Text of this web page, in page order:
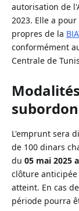
autorisation de
2023. Elle a
propres de la
conformément
Centrale de
L'emprunt sera
de 100 dinars
du 05 mai 2025
clôture
atteint. En cas
période pourra